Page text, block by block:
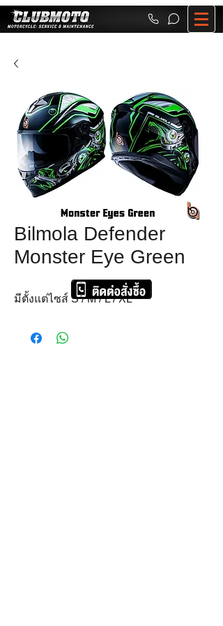
Bilmola Defender
Monster Eye Green
มีตั้งแต่ไซส์ S / M / L / XL